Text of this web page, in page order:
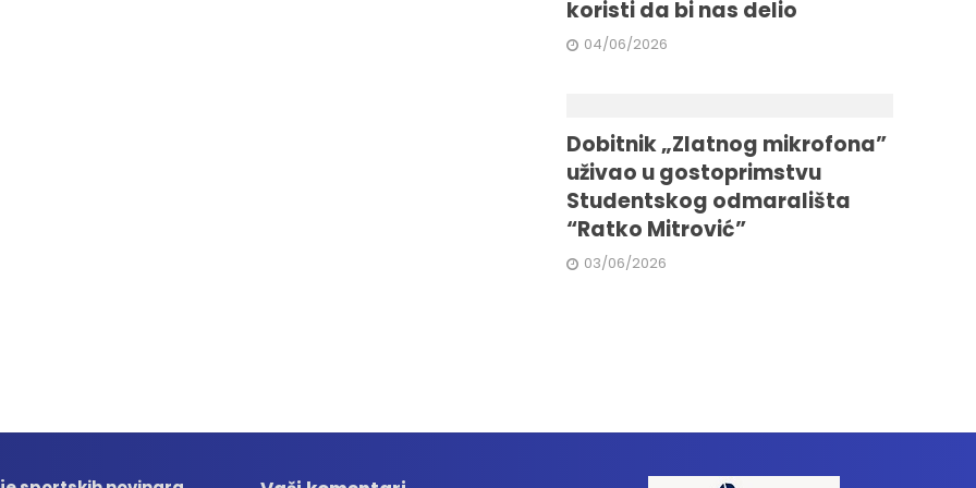
koristi da bi nas delio
04/06/2026
Dobitnik „Zlatnog mikrofona”
uživao u gostoprimstvu
Studentskog odmarališta
“Ratko Mitrović”
03/06/2026